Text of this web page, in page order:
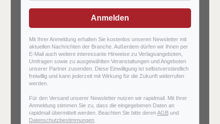
Anmelden
Mit Ihrer Anmeldung erhalten Sie kostenlos unseren Newsletter mit
aktuellen Nachrichten der Branche. Außerdem dürfen wir Ihnen per
E-Mail auch weitere interessante Hinweise zu Verlagsangeboten,
Umfragen sowie zu ausgewählten Veranstaltungen und Angeboten
unserer Partner zusenden. Diese Einwilligung ist selbstverständlich
freiwillig und kann jederzeit mit Wirkung für die Zukunft widerrufen
werden.
Für den Versand unserer Newsletter nutzen wir rapidmail. Mit Ihrer
Anmeldung stimmen Sie zu, dass die eingegebenen Daten an
rapidmail übermittelt werden. Beachten Sie bitte derenAGB und
Datenschutzbestimmungen